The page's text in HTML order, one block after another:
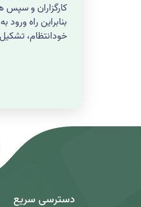
کارگزاران و
بنابراین راه
خودانتظام،
دسترسی سریع